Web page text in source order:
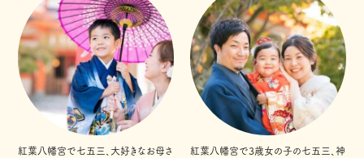
紅葉八幡宮で七五三、大好きなお母さ
紅葉八幡宮で3歳女の子の七五三、神